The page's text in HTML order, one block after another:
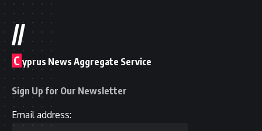
//
C yprus News Aggregate Service
Sign Up for Our Newsletter
Email address: